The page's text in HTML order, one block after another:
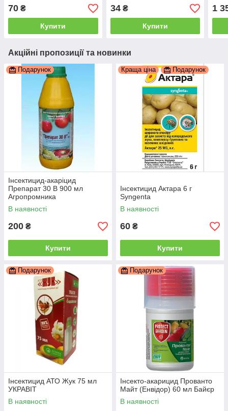
70 ₴
Купити
34₴
Купити
1
Акційні пропозиції та новинки
Подарунок
Інсектицид-акаріцид
Препарат 30 В 900 мл
Агропромника
В наявності
200 ₴
Купити
Краща ціна Подарунок
Інсектицид Актара 6 г
Syngenta
В наявності
60 ₴
Купити
Подарунок
Інсектицид АТО Жук 75 мл
УКРАВІТ
В наявності
Подарунок
Інсекто-акарицид Прованто
Майт (Енвідор) 60 мл Байєр
В наявності